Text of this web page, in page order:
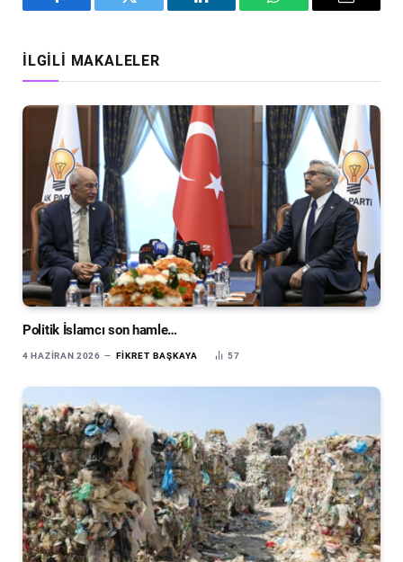
Facebook Twitter LinkedIn WhatsAppEmail
İLGILI MAKALELER
Politik İslamcı son hamle…
4 HAZIRAN 2026 FIKRET BAŞKAYA 57